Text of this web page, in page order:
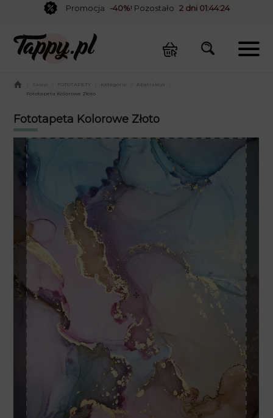
Promocja -40%! Pozostało 2 dni 01:44:24
Sklep FOTOTAPETY Kategorie Abstrakcja
Fototapeta Kolorowe Złoto
Fototapeta Kolorowe Złoto